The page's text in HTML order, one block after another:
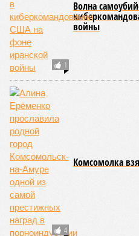
1
Волна
войны
4
Комсомолка